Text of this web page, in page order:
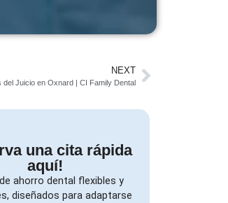
NEXT
del Juicio en Oxnard | CI Family Dental
una cita rápida
aquí!
ahorro dental flexibles y
diseñados para adaptarse